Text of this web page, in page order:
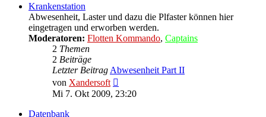
Krankenstation
Abwesenheit, Laster und dazu die Plfaster können hier
eingetragen und erworben werden.
Moderatoren: Flotten Kommando, Captains
2 Themen
2 Beiträge
Letzter Beitrag Abwesenheit Part II
von Xandersoft
Beitrag
Mi 7. Okt 2009, 23:20
Datenbank